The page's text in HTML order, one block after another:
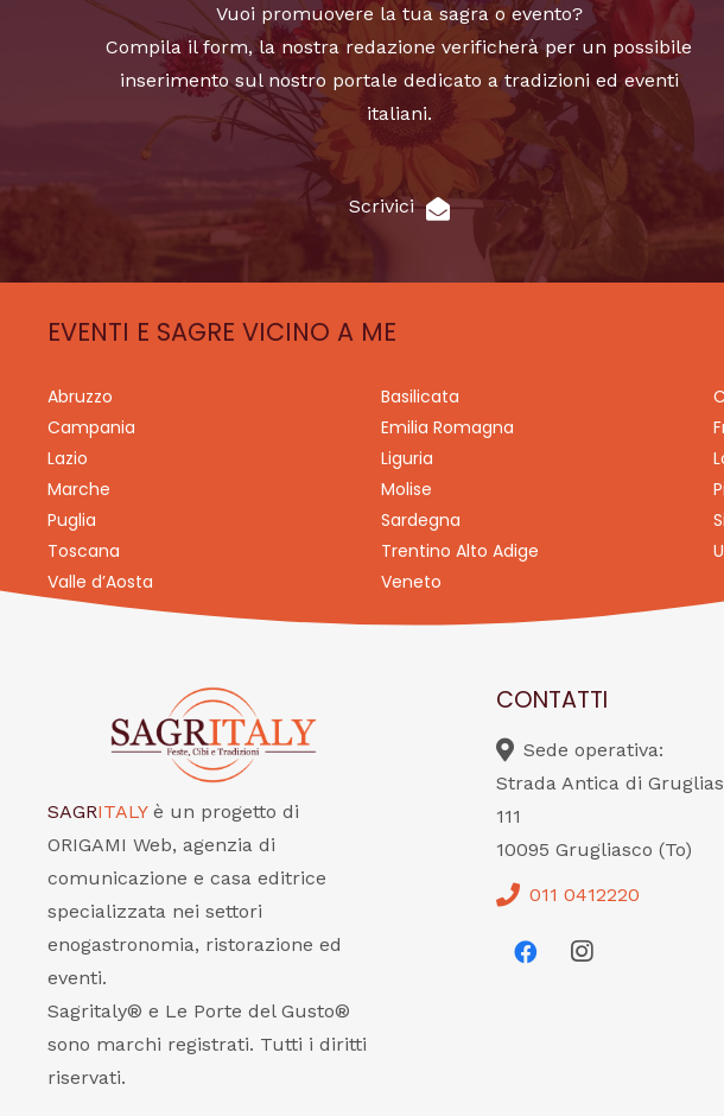
Vuoi promuovere la tua sagra o evento?
Compila il form, la nostra redazione verificherà per un possibile
inserimento sul nostro portale dedicato a tradizioni ed eventi
italiani.
Scrivici
EVENTI E SAGRE VICINO A ME
Abruzzo Basilicata
Campania
Emilia Romagna
Lazio
Liguria
Marche
Molise
Puglia
Sardegna
Toscana
Trentino Alto Adige
Valle d’Aosta
Veneto
SAGRITALY è un progetto di
ORIGAMI Web, agenzia di
comunicazione e casa editrice
specializzata nei settori
enogastronomia, ristorazione ed
eventi.
Sagritaly® e Le Porte del Gusto®
sono marchi registrati. Tutti i diritti
riservati.
CONTATTI
Sede operativa:
Strada Antica di
111
10095 Grugliasco (To)
011 0412220